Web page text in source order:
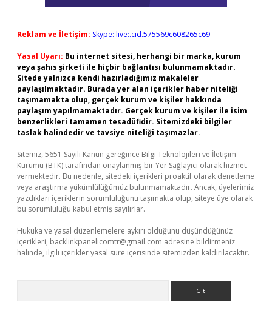
Reklam ve İletişim: Skype: live:.cid.575569c608265c69
Yasal Uyarı: Bu internet sitesi, herhangi bir marka, kurum
veya şahıs şirketi ile hiçbir bağlantısı bulunmamaktadır.
Sitede yalnızca kendi hazırladığımız makaleler
paylaşılmaktadır. Burada yer alan içerikler haber niteliği
taşımamakta olup, gerçek kurum ve kişiler hakkında
paylaşım yapılmamaktadır. Gerçek kurum ve kişiler ile isim
benzerlikleri tamamen tesadüfidir. Sitemizdeki bilgiler
taslak halindedir ve tavsiye niteliği taşımazlar.
Sitemiz, 5651 Sayılı Kanun gereğince Bilgi Teknolojileri ve İletişim
Kurumu (BTK) tarafından onaylanmış bir Yer Sağlayıcı olarak hizmet
vermektedir. Bu nedenle, sitedeki içerikleri proaktif olarak denetleme
veya araştırma yükümlülüğümüz bulunmamaktadır. Ancak, üyelerimiz
yazdıkları içeriklerin sorumluluğunu taşımakta olup, siteye üye olarak
bu sorumluluğu kabul etmiş sayılırlar.
Hukuka ve yasal düzenlemelere aykırı olduğunu düşündüğünüz
içerikleri, backlinkpanelicomtr@gmail.com adresine bildirmeniz
halinde, ilgili içerikler yasal süre içerisinde sitemizden kaldırılacaktır.